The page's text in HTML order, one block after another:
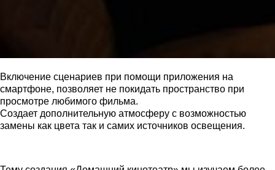
Включение сценариев при помощи приложения на
смартфоне, позволяет не покидать пространство при
просмотре любимого фильма.
Создает дополнительную атмосферу с возможностью
замены как цвета так и самих источников освещения.